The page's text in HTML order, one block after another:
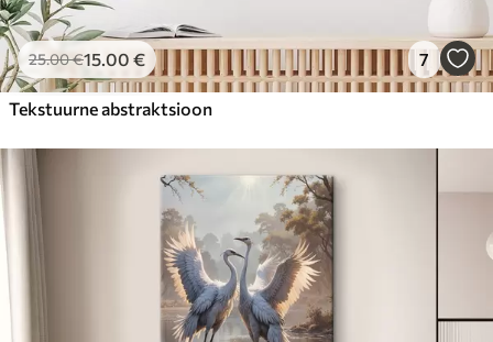
25.00€15.00 € 7
Tekstuurne abstraktsioon